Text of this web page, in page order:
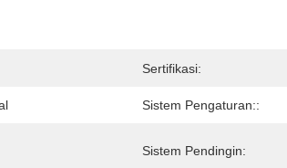
Sertifikasi:
Sistem Pengaturan::
Sistem Pendingin: